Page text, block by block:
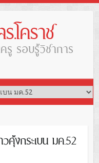
โคราช
รอบรู้วิชาการ
งกระเบน มค.52